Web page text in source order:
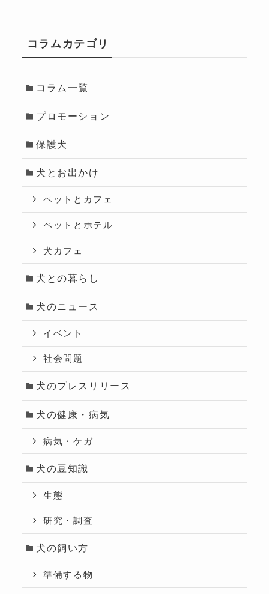
コラムカテゴリ
コラム一覧
プロモーション
保護犬
犬とお出かけ
ペットとカフェ
ペットとホテル
犬カフェ
犬との暮らし
犬のニュース
イベント
社会問題
犬のプレスリリース
犬の健康・病気
病気・ケガ
犬の豆知識
生態
研究・調査
犬の飼い方
準備する物